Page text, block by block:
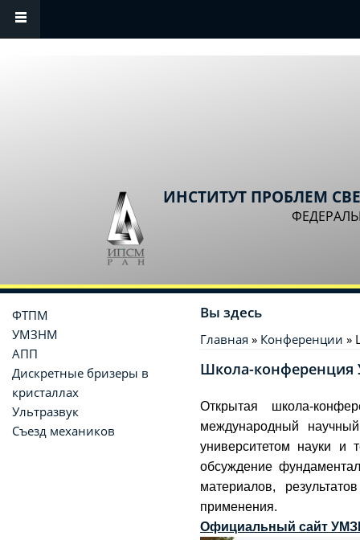
Перейти к основному содержанию
ИНСТИТУТ ПРОБЛЕМ
Вы здесь
Главная » Конференции »
Школа-
Открытая школа-
международный
университетом науки и
обсуждение
материалов,
применения.
Официальный сайт
ФТПМ
УМЗНМ
АПП
Дискретные бризеры в
кристаллах
Ультразвук
Съезд механиков